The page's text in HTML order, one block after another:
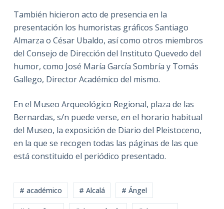
También hicieron acto de presencia en la
presentación los humoristas gráficos Santiago
Almarza o César Ubaldo, así como otros miembros
del Consejo de Dirección del Instituto Quevedo del
humor, como José María García Sombría y Tomás
Gallego, Director Académico del mismo.
En el Museo Arqueológico Regional, plaza de las
Bernardas, s/n puede verse, en el horario habitual
del Museo, la exposición de Diario del Pleistoceno,
en la que se recogen todas las páginas de las que
está constituido el periódico presentado.
# académico # Alcalá # Ángel